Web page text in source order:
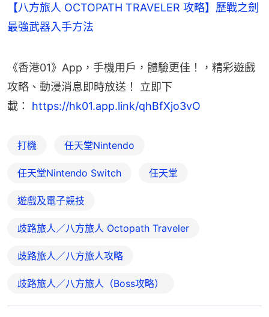
【八方旅人 OCTOPATH TRAVELER 攻略】歷戰之劍
最強武器入手方法
《香港01》App，手機用戶，體驗更佳！，精彩遊戲
攻略、動漫消息即時放送！ 立即下
載： https://hk01.app.link/qhBfXjo3vO
打機 任天堂Nintendo
任天堂Nintendo Switch 任天堂
遊戲及電子競技
歧路旅人／八方旅人 Octopath Traveler
歧路旅人／八方旅人攻略
歧路旅人／八方旅人（Boss攻略）